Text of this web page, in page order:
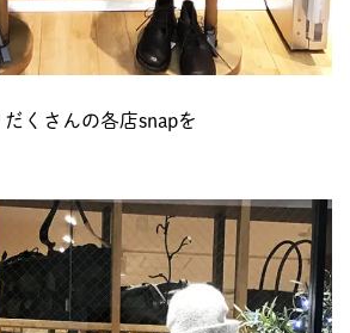
くさんの各店snapを